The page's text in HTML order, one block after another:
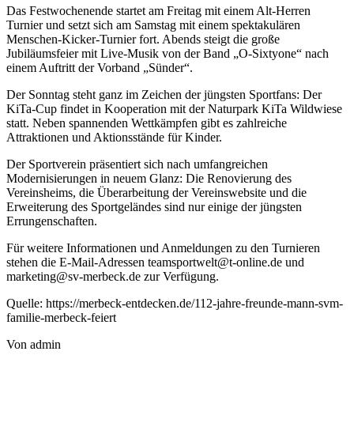
Das Festwochenende startet am Freitag mit einem Alt-Herren
Turnier und setzt sich am Samstag mit einem spektakulären
Menschen-Kicker-Turnier fort. Abends steigt die große
Jubiläumsfeier mit Live-Musik von der Band „O-Sixtyone“ nach
einem Auftritt der Vorband „Sünder“.
Der Sonntag steht ganz im Zeichen der jüngsten Sportfans: Der
KiTa-Cup findet in Kooperation mit der Naturpark KiTa Wildwiese
statt. Neben spannenden Wettkämpfen gibt es zahlreiche
Attraktionen und Aktionsstände für Kinder.
Der Sportverein präsentiert sich nach umfangreichen
Modernisierungen in neuem Glanz: Die Renovierung des
Vereinsheims, die Überarbeitung der Vereinswebsite und die
Erweiterung des Sportgeländes sind nur einige der jüngsten
Errungenschaften.
Für weitere Informationen und Anmeldungen zu den Turnieren
stehen die E-Mail-Adressen teamsportwelt@t-online.de und
marketing@sv-merbeck.de zur Verfügung.
Quelle: https://merbeck-entdecken.de/112-jahre-freunde-mann-svm-
familie-merbeck-feiert
Von admin